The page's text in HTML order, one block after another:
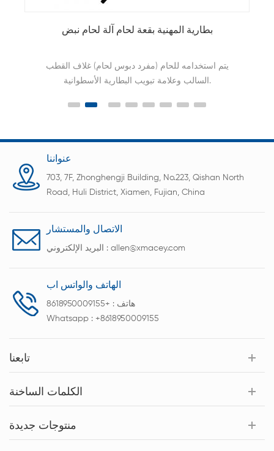
حزمة البطارية أحادية الجانب آلة لحام البقعة مع تدوير
يتم استخدام ACEY-S200C مع وظيفة دوران رأس اللحام
في اللحام النقطي الأوتوماتيكي للبطارية
عنواننا
703, 7F, Zhonghengji Building, No.223, Qishan North
Road, Huli District, Xiamen, Fujian, China
الاتصال والمستشار
البريد الإلكتروني : allen@xmacey.com
الهاتف والواتس اب
هاتف : +8618950009155
Whatsapp : +8618950009155
تابعنا
الكلمات الساخنة
منتوجات جديدة